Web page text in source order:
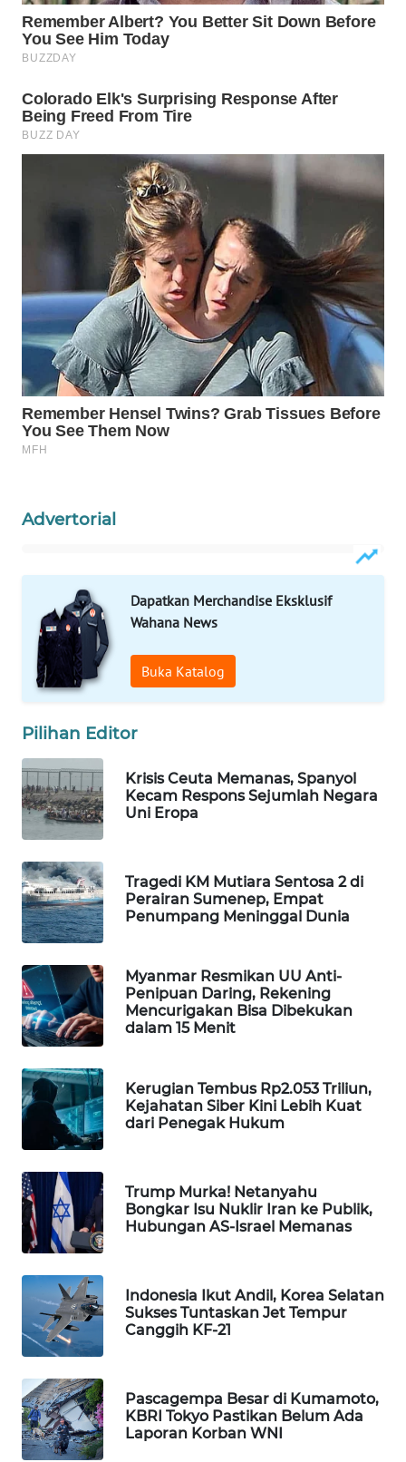
Advertorial
Dapatkan Merchandise Eksklusif
Wahana News
Buka Katalog
Pilihan Editor
Krisis Ceuta Memanas, Spanyol
Kecam Respons Sejumlah Negara
Uni Eropa
Tragedi KM Mutiara Sentosa 2 di
Perairan Sumenep, Empat
Penumpang Meninggal Dunia
Myanmar Resmikan UU Anti-
Penipuan Daring, Rekening
Mencurigakan Bisa Dibekukan
dalam 15 Menit
Kerugian Tembus Rp2.053 Triliun,
Kejahatan Siber Kini Lebih Kuat
dari Penegak Hukum
Trump Murka! Netanyahu
Bongkar Isu Nuklir Iran ke Publik,
Hubungan AS-Israel Memanas
Indonesia Ikut Andil, Korea Selatan
Sukses Tuntaskan Jet Tempur
Canggih KF-21
Pascagempa Besar di Kumamoto,
KBRI Tokyo Pastikan Belum Ada
Laporan Korban WNI
PRIANGAN
TIMUR
WN
SEMARANG
BOROBUDUR
WN
MADURA
WN
SURABAYA
WN
NATUNA
BINTAN
MANDALIKA
WN
LIKUPANG
WN
WN
BORNEO
Wahana
Group
WAHANA
NEWS
WAHANA
TANI
WAHANA
WAHANA
INFRASTRUKTUR
WAHANA
KONSUMEN
WAHANA
WAHANA
TRAVEL
WAHANA
TV
WAHANANEWS